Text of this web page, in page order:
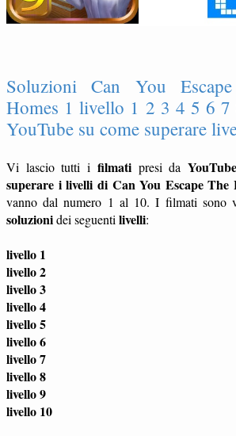
Soluzioni Can You
Homes 1 livello 1 2 3 4 5 6
YouTube su come superare
Vi lascio tutti i filmatipresi da YouTube
superare i livelli di Can You Escape The
vanno dal numero 1 al 10. I filmati sono
soluzionidei seguentilivelli:
livello 1
livello 2
livello 3
livello 4
livello 5
livello 6
livello 7
livello 8
livello 9
livello 10